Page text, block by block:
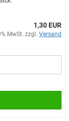
1,30 EUR
MwSt. zzgl. Versand